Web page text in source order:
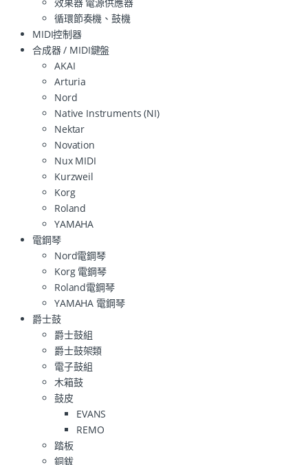
循環節奏機、鼓機
MIDI控制器
合成器 / MIDI鍵盤
AKAI
Arturia
Nord
Native Instruments (NI)
Nektar
Novation
Nux MIDI
Kurzweil
Korg
Roland
YAMAHA
電鋼琴
Nord電鋼琴
Korg 電鋼琴
Roland電鋼琴
YAMAHA 電鋼琴
爵士鼓
爵士鼓組
爵士鼓架類
電子鼓組
木箱鼓
鼓皮
EVANS
REMO
踏板
銅鈸